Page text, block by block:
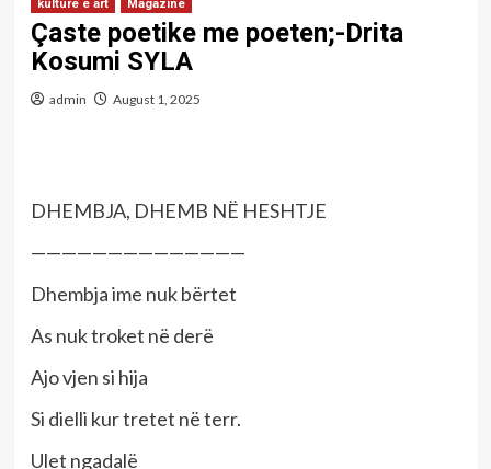
kulture e art Magazine
Çaste poetike me poeten;-Drita
Kosumi SYLA
admin August 1, 2025
DHEMBJA, DHEMB NË HESHTJE
——————————————
Dhembja ime nuk bërtet
As nuk troket në derë
Ajo vjen si hija
Si dielli kur tretet në terr.
Ulet ngadalë